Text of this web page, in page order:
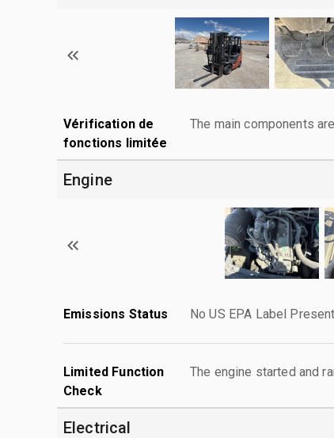
Vérification de
fonctions limitée
The main components
Engine
Emissions Status No US EPA Label Present
Limited Function
Check
The engine started and
Electrical